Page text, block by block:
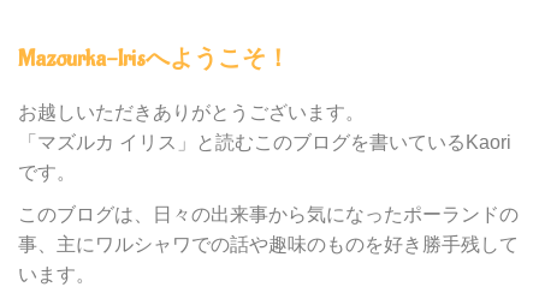
の
テ
ゴ
ー
別
検
索
Mazourka-Irisへようこそ！
お越しいただきありがとうございます。
「マズルカ イリス」と読むこのブログを書いているKaori
です。
このブログは、日々の出来事から気になったポーランドの
事、主にワルシャワでの話や趣味のものを好き勝手残して
います。